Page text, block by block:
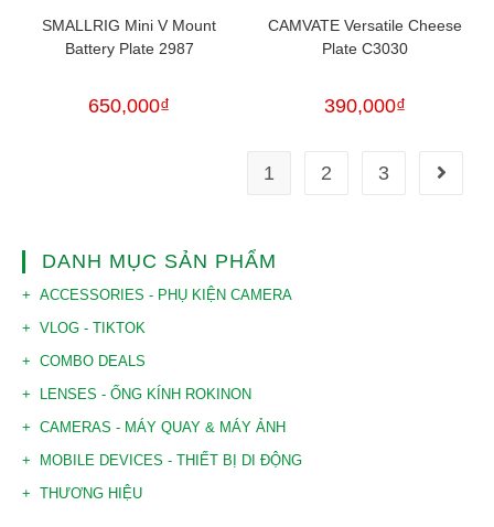
SMALLRIG Mini V Mount
Battery Plate 2987
650,000₫
CAMVATE Versatile Cheese
Plate C3030
390,000₫
1 2 3
DANH MỤC SẢN PHẨM
ACCESSORIES - PHỤ KIỆN CAMERA
VLOG - TIKTOK
COMBO DEALS
LENSES - ỐNG KÍNH ROKINON
CAMERAS - MÁY QUAY & MÁY ẢNH
MOBILE DEVICES - THIẾT BỊ DI ĐỘNG
THƯƠNG HIỆU